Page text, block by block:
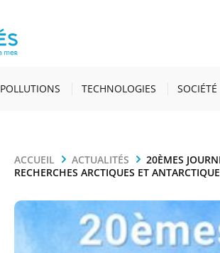
POLLUTIONS TECHNOLOGIES SOCIÉTÉ
ACCUEIL ACTUALITÉS
20ÈMES
RECHERCHES ARCTIQUES ET